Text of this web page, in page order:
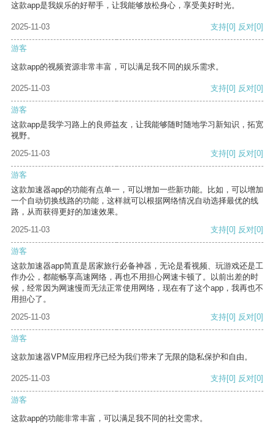
这款app是我娱乐的好帮手，让我能够放松身心，享受美好时光。
2025-11-03 支持[0] 反对[0]
游客
这款app的视频资源非常丰富，可以满足我不同的娱乐需求。
2025-11-03 支持[0] 反对[0]
游客
这款app是我学习路上的良师益友，让我能够随时随地学习新知识，拓宽
视野。
2025-11-03
支持[0] 反对[0]
游客
这款加速器app的功能有点单一，可以增加一些新功能。比如，可以增加
一个自动切换线路的功能，这样就可以根据网络情况自动选择最优的线
路，从而获得更好的加速效果。
2025-11-03
支持[0] 反对[0]
游客
这款加速器app简直是居家旅行必备神器，无论是看视频、玩游戏还是工
作办公，都能畅享高速网络，再也不用担心网速卡顿了。以前出差的时
候，经常因为网速慢而无法正常使用网络，现在有了这个app，我再也不
用担心了。
2025-11-03
支持[0] 反对[0]
游客
这款加速器VPM应用程序已经为我们带来了无限的隐私保护和自由。
2025-11-03 支持[0] 反对[0]
游客
这款app的功能非常丰富，可以满足我不同的社交需求。